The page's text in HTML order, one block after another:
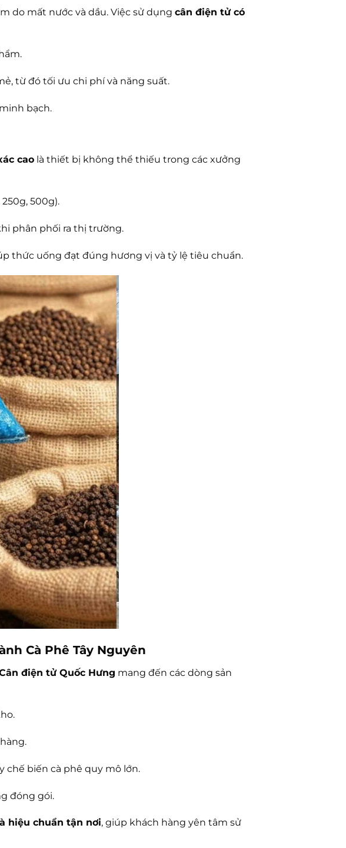
do mất nước và dầu. Việc sử dụng cân điện tử có
từ đó tối ưu chi phí và năng suất.
bạch.
caolà thiết bị không thể thiếu trong các xưởng
500g).
phân phối ra thị trường.
thức uống đạt đúng hương vị và tỷ lệ tiêu chuẩn.
Cà Phê Tây Nguyên
điện tử Quốc Hưng mang đến các dòng sản
chế biến cà phê quy mô lớn.
đóng gói.
hiệu chuẩn tận nơi, giúp khách hàng yên tâm sử